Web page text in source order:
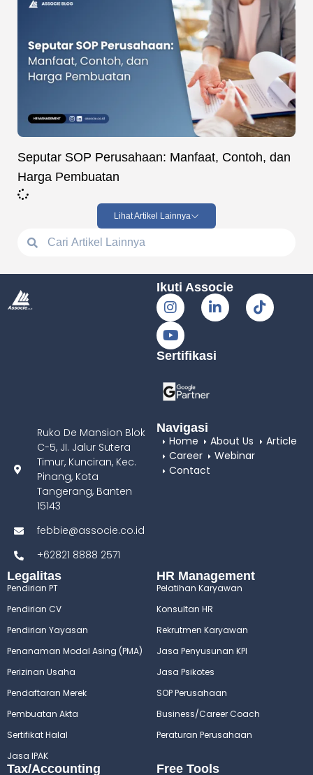
Seputar SOP Perusahaan: Manfaat, Contoh, dan
Harga Pembuatan
Lihat Artikel Lainnya
Ruko De Mansion Blok
C-5, JI. Jalur Sutera
Timur, Kunciran, Kec.
Pinang, Kota
Tangerang, Banten
15143
febbie@associe.co.id
+62821 8888 2571
Ikuti Associe
Sertifikasi
Navigasi
Home
About Us
Article
Career
Webinar
Contact
Legalitas
Pendirian PT
Pendirian CV
Pendirian Yayasan
Penanaman Modal Asing (PMA)
Perizinan Usaha
Pendaftaran Merek
Pembuatan Akta
Sertifikat Halal
Jasa IPAK
HR Management
Pelatihan Karyawan
Konsultan HR
Rekrutmen Karyawan
Jasa Penyusunan KPI
Jasa Psikotes
SOP Perusahaan
Business/Career Coach
Peraturan Perusahaan
Tax/Accounting Free Tools